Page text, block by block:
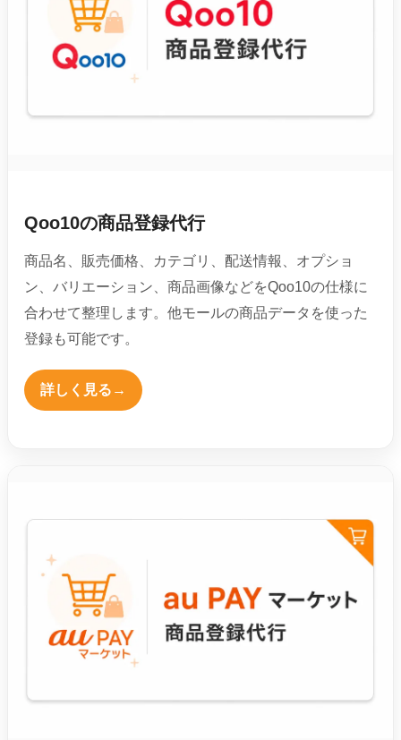
Qoo10の商品登録代行
商品名、販売価格、カテゴリ、配送情報、オプショ
ン、バリエーション、商品画像などをQoo10の仕様に
合わせて整理します。他モールの商品データを使った
登録も可能です。
詳しく見る →